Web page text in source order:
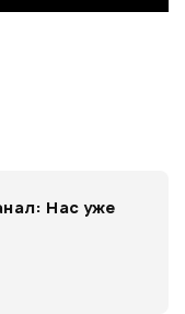
Нас уже